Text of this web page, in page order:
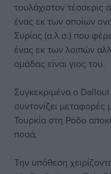
τουλάχιστον
ένας εκ των οποίων
Συρίας (α.λ.σ.) που
ένας εκ των λοιπών
ομάδας είναι γιος του.
Συγκεκριμένα ο
συντονίζει
Τουρκία στη Ρόδο
ποσά.
Την υπόθεση